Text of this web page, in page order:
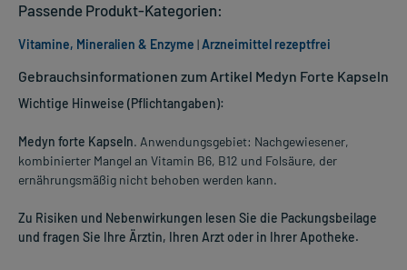
Gebrauchsinformationen zum Artikel Medyn Forte Kapseln
Wichtige Hinweise (Pflichtangaben):
Medyn forte Kapseln. Anwendungsgebiet: Nachgewiesener,
kombinierter Mangel an Vitamin B6, B12 und Folsäure, der
ernährungsmäßig nicht behoben werden kann.
Zu Risiken und Nebenwirkungen lesen Sie die Packungsbeilage
und fragen Sie Ihre Ärztin, Ihren Arzt oder in Ihrer Apotheke.
Passende Produkt-Kategorien:
Vitamine, Mineralien & Enzyme |Arzneimittel rezeptfrei